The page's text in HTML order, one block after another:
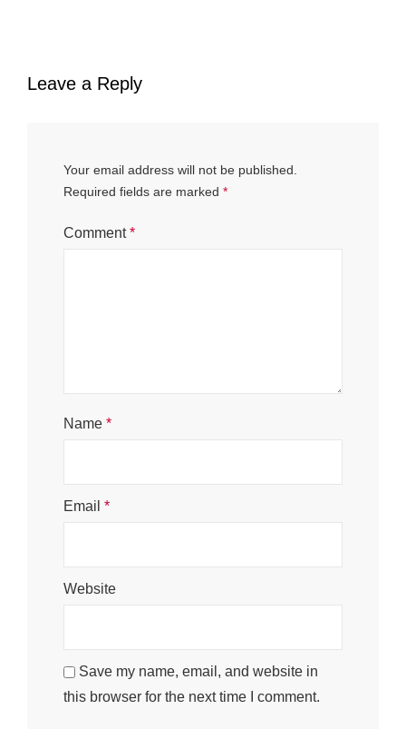
Leave a Reply
Your email address will not be published.
Required fields are marked *
Comment*
Name *
Email *
Website
Save my name, email, and website in
this browser for the next time I comment.